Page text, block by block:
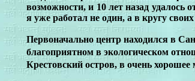
возможности, и 10 лет назад
я уже работал не один, а в кругу
Первоначально центр находился в
благоприятном в экологическом
Крестовский остров, в очень